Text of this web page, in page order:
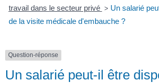
travail dans le secteur privé > Un salarié
de la visite médicale d'embauche ?
Question-réponse
Un salarié peut-il être